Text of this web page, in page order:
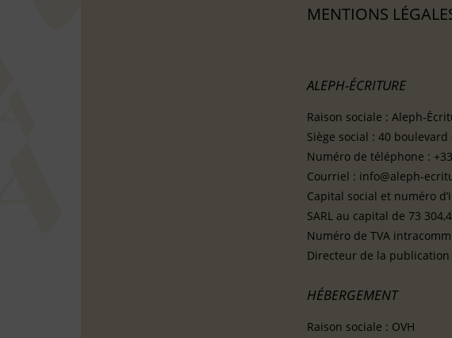
MENTIONS
ALEPH-ÉCRITURE
Raison sociale : Aleph-
Siège social : 40 boulevard
Numéro de téléphone :
Courriel : info@aleph-
Capital social et numéro
SARL au capital de 73
Numéro de TVA
Directeur de la publication
HÉBERGEMENT
Raison sociale : OVH